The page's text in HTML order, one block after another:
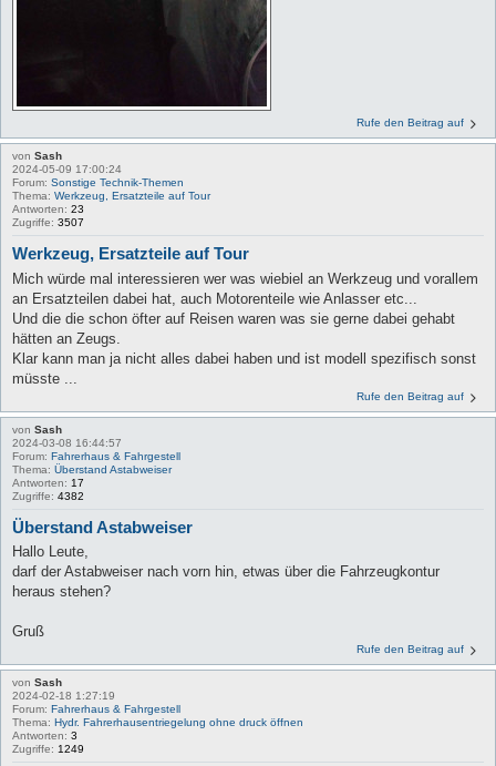
Rufe den Beitrag auf
von Sash
2024-05-09 17:00:24
Forum: Sonstige Technik-Themen
Thema: Werkzeug, Ersatzteile auf Tour
Antworten: 23
Zugriffe: 3507
Werkzeug, Ersatzteile auf Tour
Mich würde mal interessieren wer was wiebiel an Werkzeug und vorallem
an Ersatzteilen dabei hat, auch Motorenteile wie Anlasser etc...
Und die die schon öfter auf Reisen waren was sie gerne dabei gehabt
hätten an Zeugs.
Klar kann man ja nicht alles dabei haben und ist modell spezifisch sonst
müsste ...
Rufe den Beitrag auf
von Sash
2024-03-08 16:44:57
Forum: Fahrerhaus & Fahrgestell
Thema: Überstand Astabweiser
Antworten: 17
Zugriffe: 4382
Überstand Astabweiser
Hallo Leute,
darf der Astabweiser nach vorn hin, etwas über die Fahrzeugkontur
heraus stehen?
Gruß
Rufe den Beitrag auf
von Sash
2024-02-18 1:27:19
Forum: Fahrerhaus & Fahrgestell
Thema: Hydr. Fahrerhausentriegelung ohne druck öffnen
Antworten: 3
Zugriffe: 1249